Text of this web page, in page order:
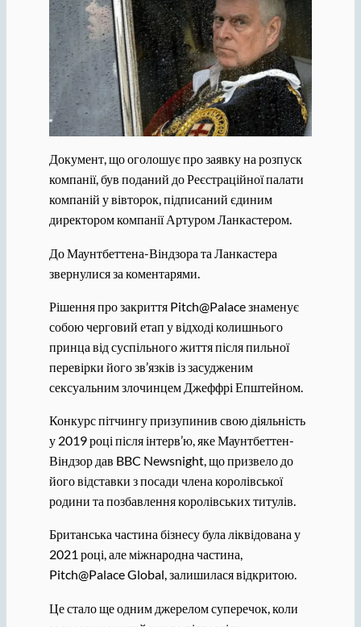
Документ, що оголошує про заявку на розпуск
компанії, був поданий до Реєстраційної палати
компаній у вівторок, підписаний єдиним
директором компанії Артуром Ланкастером.
До Маунтбеттена-Віндзора та Ланкастера
звернулися за коментарями.
Рішення про закриття Pitch@Palace знаменує
собою черговий етап у відході колишнього
принца від суспільного життя після пильної
перевірки його зв’язків із засудженим
сексуальним злочинцем Джеффрі Епштейном.
Конкурс пітчингу призупинив свою діяльність
у 2019 році після інтерв’ю, яке Маунтбеттен-
Віндзор дав BBC Newsnight, що призвело до
його відставки з посади члена королівської
родини та позбавлення королівських титулів.
Британська частина бізнесу була ліквідована у
2021 році, але міжнародна частина,
Pitch@Palace Global, залишилася відкритою.
Це стало ще одним джерелом суперечок, коли